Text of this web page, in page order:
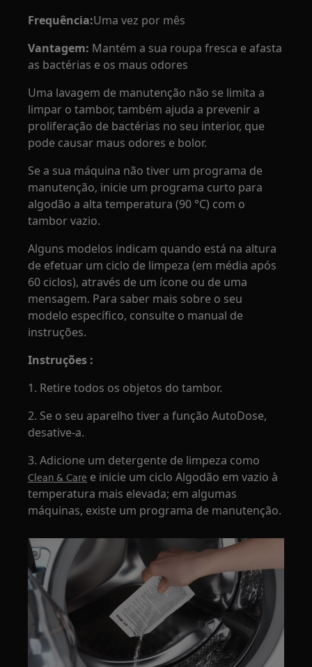
Frequência:Uma vez por mês
Vantagem: Mantém a sua roupa fresca e afasta
as bactérias e os maus odores
Uma lavagem de manutenção não se limita a
limpar o tambor, também ajuda a prevenir a
proliferação de bactérias no seu interior, que
pode causar maus odores e bolor.
Se a sua máquina não tiver um programa de
manutenção, inicie um programa curto para
algodão a alta temperatura (90 °C) com o
tambor vazio.
Alguns modelos indicam quando está na altura
de efetuar um ciclo de limpeza (em média após
60 ciclos), através de um ícone ou de uma
mensagem. Para saber mais sobre o seu
modelo específico, consulte o manual de
instruções.
Instruções :
1. Retire todos os objetos do tambor.
2. Se o seu aparelho tiver a função AutoDose,
desative-a.
3. Adicione um detergente de limpeza como
Clean & Care e inicie um ciclo Algodão em vazio à
temperatura mais elevada; em algumas
máquinas, existe um programa de manutenção.